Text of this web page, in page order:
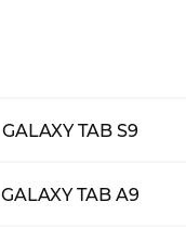
GALAXY TAB S9
GALAXY TAB A9